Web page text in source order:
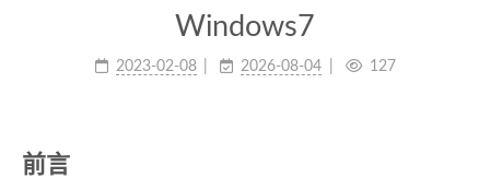
Windows7
2023-02-08 2026-08-04 127
前言